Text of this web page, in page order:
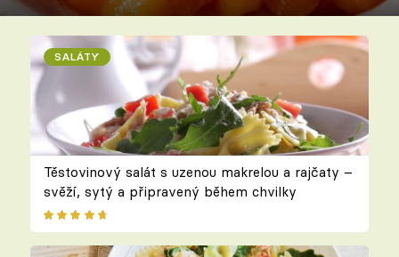
SALÁTY
Těstovinový salát s uzenou makrelou a rajčaty –
svěží, sytý a připravený během chvilky